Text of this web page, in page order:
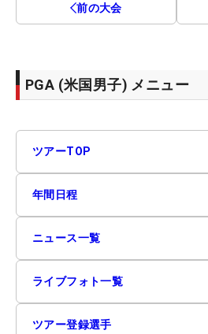
前の大会
PGA (米国男子) メニュー
ツアーTOP
年間日程
ニュース一覧
ライブフォト一覧
ツアー登録選手